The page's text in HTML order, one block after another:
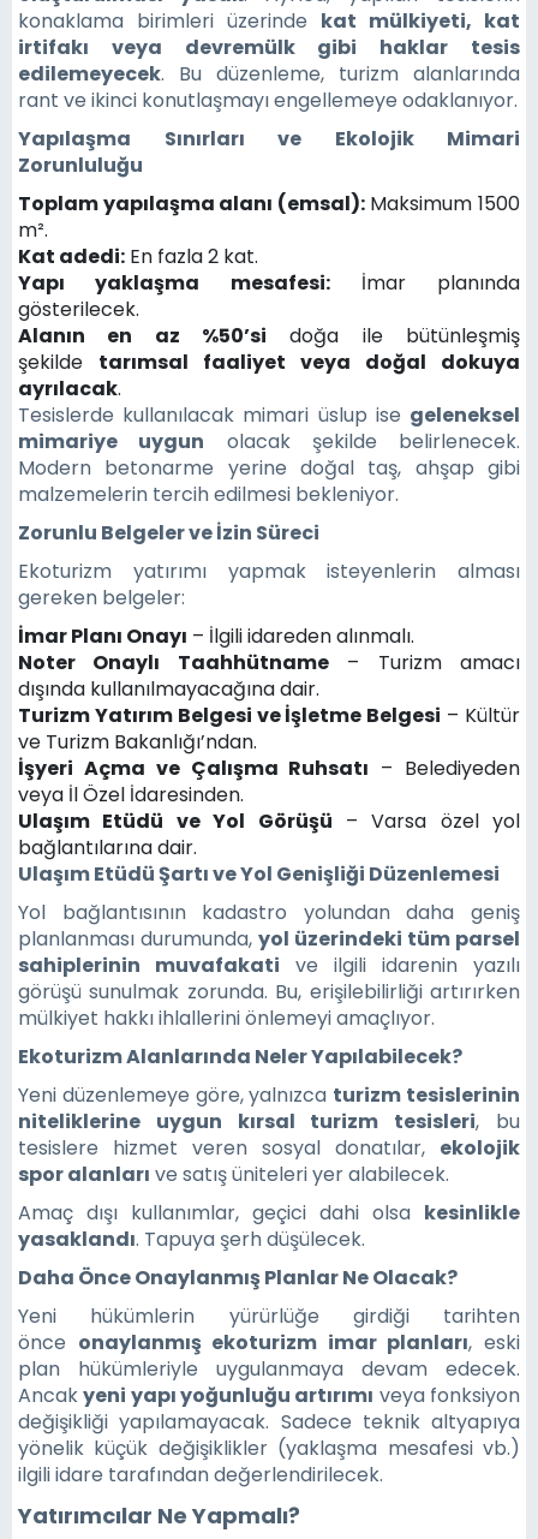
konaklama birimleri üzerinde kat mülkiyeti, kat
irtifakı veya devremülk gibi haklar tesis
edilemeyecek. Bu düzenleme, turizm alanlarında
rant ve ikinci konutlaşmayı engellemeye odaklanıyor.
Yapılaşma Sınırları ve Ekolojik Mimari
Zorunluluğu
Toplam yapılaşma alanı (emsal):Maksimum 1500
m².
Kat adedi: En fazla 2 kat.
Yapı yaklaşma mesafesi:İmar planında
gösterilecek.
Alanın en az %50’si doğa ile bütünleşmiş
şekilde tarımsal faaliyet veya doğal dokuya
ayrılacak.
Tesislerde kullanılacak mimari üslup ise geleneksel
mimariye uygun olacak şekilde belirlenecek.
Modern betonarme yerine doğal taş, ahşap gibi
malzemelerin tercih edilmesi bekleniyor.
Zorunlu Belgeler ve İzin Süreci
Ekoturizm yatırımı yapmak isteyenlerin alması
gereken belgeler:
İmar Planı Onayı – İlgili idareden alınmalı.
Noter Onaylı Taahhütname– Turizm amacı
dışında kullanılmayacağına dair.
Turizm Yatırım Belgesi ve İşletme Belgesi – Kültür
ve Turizm Bakanlığı’ndan.
İşyeri Açma ve Çalışma Ruhsatı – Belediyeden
veya İl Özel İdaresinden.
Ulaşım Etüdü ve Yol Görüşü – Varsa özel yol
bağlantılarına dair.
Ulaşım Etüdü Şartı ve Yol Genişliği Düzenlemesi
Yol bağlantısının kadastro yolundan daha geniş
planlanması durumunda, yol üzerindeki tüm parsel
sahiplerinin muvafakati ve ilgili idarenin yazılı
görüşü sunulmak zorunda. Bu, erişilebilirliği artırırken
mülkiyet hakkı ihlallerini önlemeyi amaçlıyor.
Ekoturizm Alanlarında Neler Yapılabilecek?
Yeni düzenlemeye göre, yalnızca turizm tesislerinin
niteliklerine uygun kırsal turizm tesisleri, bu
tesislere hizmet veren sosyal donatılar, ekolojik
spor alanları ve satış üniteleri yer alabilecek.
Amaç dışı kullanımlar, geçici dahi olsa kesinlikle
yasaklandı. Tapuya şerh düşülecek.
Daha Önce Onaylanmış Planlar Ne Olacak?
Yeni hükümlerin yürürlüğe girdiği tarihten
önce onaylanmış ekoturizm imar planları, eski
plan hükümleriyle uygulanmaya devam edecek.
Ancakyeni yapı yoğunluğu artırımı veya fonksiyon
değişikliği yapılamayacak. Sadece teknik altyapıya
yönelik küçük değişiklikler (yaklaşma mesafesi vb.)
ilgili idare tarafından değerlendirilecek.
Yatırımcılar Ne Yapmalı?